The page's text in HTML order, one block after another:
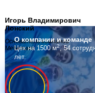
Игорь Владимирович
Лонский
Основатель компании
Мебелино
О компаниии команде
Цех на 1500 м2, 54
лет.